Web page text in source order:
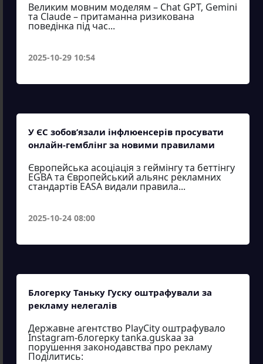
Великим мовним моделям – Chat GPT, Gemini
та Claude – притаманна ризикована
поведінка під час...
2025-10-29 10:54
У ЄС зобов’язали інфлюенсерів просувати
онлайн-гемблінг за новими правилами
Європейська асоціація з геймінгу та беттінгу
EGBA та Європейський альянс рекламних
стандартів EASA видали правила...
2025-10-24 08:00
Блогерку Таньку Гуску оштрафували за
рекламу нелегалів
Державне агентство PlayCity оштрафувало
Instagram-блогерку tanka.guskaa за
порушення законодавства про рекламу
Поділитись: